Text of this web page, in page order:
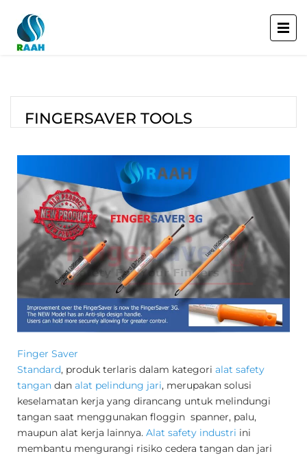
FINGERSAVER TOOLS
Finger Saver
Standard, produk terlaris dalam kategori alat safety
tangan dan alat pelindung jari, merupakan solusi
keselamatan kerja yang dirancang untuk melindungi
tangan saat menggunakan floggin spanner, palu,
maupun alat kerja lainnya. Alat safety industri ini
membantu mengurangi risiko cedera tangan dan jari